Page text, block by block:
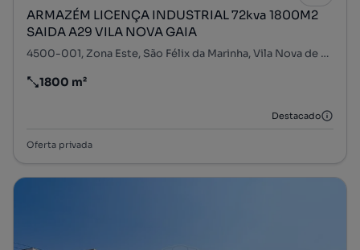
ARMAZÉM LICENÇA INDUSTRIAL 72kva 1800M2
SAIDA A29 VILA NOVA GAIA
4500-001, Zona Este, São Félix da Marinha, Vila Nova de Gaia, Porto
Preço por metro quadrado
1800 m²
Destacado
Oferta privada